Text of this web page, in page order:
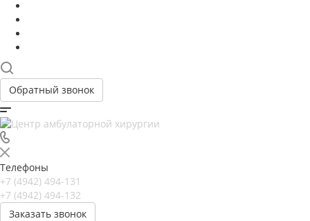
Обратный звонок
Телефоны
+7 (4942) 494-131
+7 (4942) 494-132
Заказать звонок